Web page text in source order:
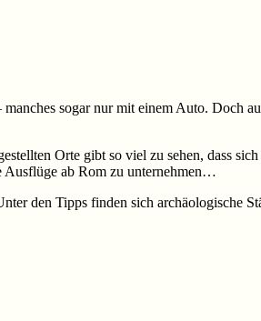
sogar nur mit einem Auto. Doch
Orte gibt so viel zu sehen, dass
Ausflüge ab Rom zu unternehmen…
den Tipps finden sich archäologische